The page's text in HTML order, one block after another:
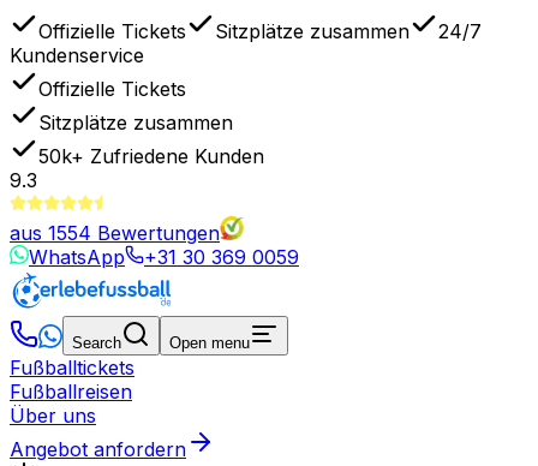
Offizielle Tickets Sitzplätze zusammen
24/7
Kundenservice
Offizielle Tickets
Sitzplätze zusammen
50k+ Zufriedene Kunden
9.3
aus 1554 Bewertungen
WhatsApp
+31 30 369 0059
Search Open menu
Fußballtickets
Fußballreisen
Über uns
Angebot anfordern